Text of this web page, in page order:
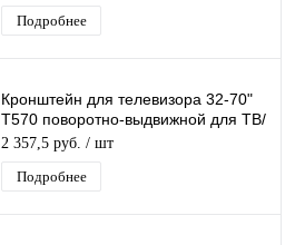
Подробнее
Кронштейн для телевизора 32-70"
T570 поворотно-выдвижной для ТВ/
Монитора
2 357,5 руб. / шт
Подробнее